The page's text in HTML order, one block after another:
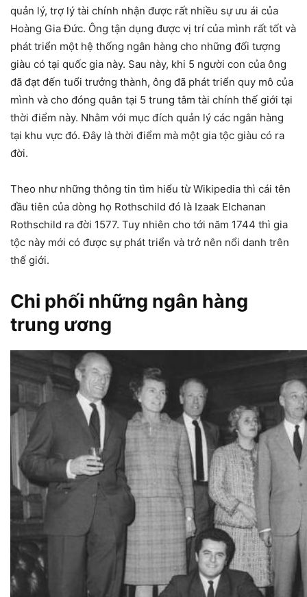
quản lý, trợ lý tài chính nhận được rất nhiều sự ưu ái của
Hoàng Gia Đức. Ông tận dụng được vị trí của mình rất tốt và
phát triển một hệ thống ngân hàng cho những đối tượng
giàu có tại quốc gia này. Sau này, khi 5 người con của ông
đã đạt đến tuổi trưởng thành, ông đã phát triển quy mô của
mình và cho đóng quân tại 5 trung tâm tài chính thế giới tại
thời điểm này. Nhằm với mục đích quản lý các ngân hàng
tại khu vực đó. Đây là thời điểm mà một gia tộc giàu có ra
đời.
Theo như những thông tin tìm hiểu từ Wikipedia thì cái tên
đầu tiên của dòng họ Rothschild đó là Izaak Elchanan
Rothschild ra đời 1577. Tuy nhiên cho tới năm 1744 thì gia
tộc này mới có được sự phát triển và trở nên nổi danh trên
thế giới.
Chi phối những ngân hàng
trung ương